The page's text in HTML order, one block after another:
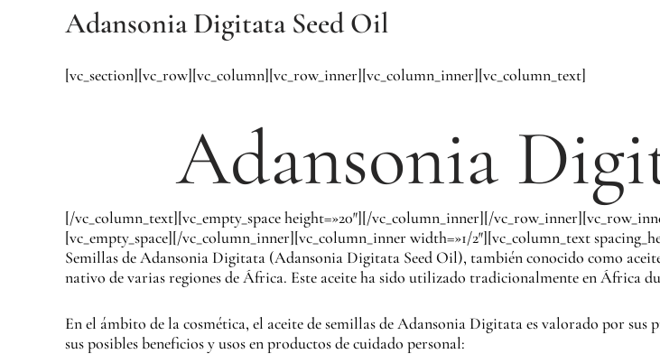
Adansonia Digitata Seed Oil
[vc_section][vc_row][vc_column][vc_row_inner][vc_column_inner][vc_column_text]
Adansonia
[/vc_column_text][vc_empty_space height=»20″][/vc_column_inner][/
[vc_empty_space][/vc_column_inner][vc_column_inner width=»1/2″][vc_column_text
Semillas de Adansonia Digitata (Adansonia Digitata Seed Oil), también conocido como
nativo de varias regiones de África. Este aceite ha sido utilizado tradicionalmente en África
En el ámbito de la cosmética, el aceite de semillas de Adansonia Digitata es valorado por
sus posibles beneficios y usos en productos de cuidado personal: